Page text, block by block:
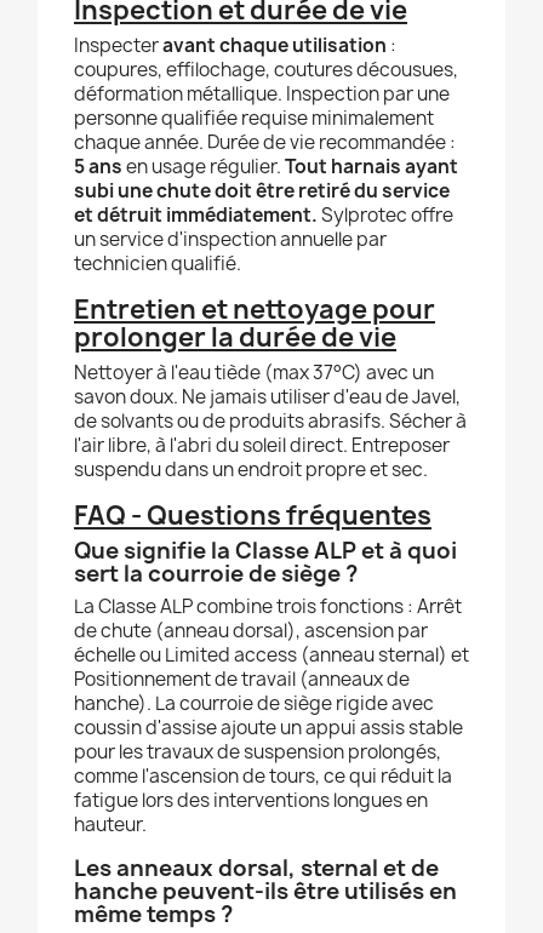
Inspection et durée de vie
Inspecteravant chaque utilisation :
coupures, effilochage, coutures décousues,
déformation métallique. Inspection par une
personne qualifiée requise minimalement
chaque année. Durée de vie recommandée :
5 ansen usage régulier.Tout harnais ayant
subi une chute doit être retiré du service
et détruit immédiatement.Sylprotec offre
un service d'inspection annuelle par
technicien qualifié.
Entretien et nettoyage pour
prolonger la durée de vie
Nettoyer à l'eau tiède (max 37°C) avec un
savon doux. Ne jamais utiliser d'eau de Javel,
de solvants ou de produits abrasifs. Sécher à
l'air libre, à l'abri du soleil direct. Entreposer
suspendu dans un endroit propre et sec.
FAQ - Questions fréquentes
Que signifie la Classe ALP et à quoi
sert la courroie de siège ?
La Classe ALP combine trois fonctions : Arrêt
de chute (anneau dorsal), ascension par
échelle ou Limited access (anneau sternal) et
Positionnement de travail (anneaux de
hanche). La courroie de siège rigide avec
coussin d'assise ajoute un appui assis stable
pour les travaux de suspension prolongés,
comme l'ascension de tours, ce qui réduit la
fatigue lors des interventions longues en
hauteur.
Les anneaux dorsal, sternal et de
hanche peuvent-ils être utilisés en
même temps ?